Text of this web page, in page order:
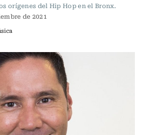
orígenes del Hip Hop en el Bronx.
de 2021